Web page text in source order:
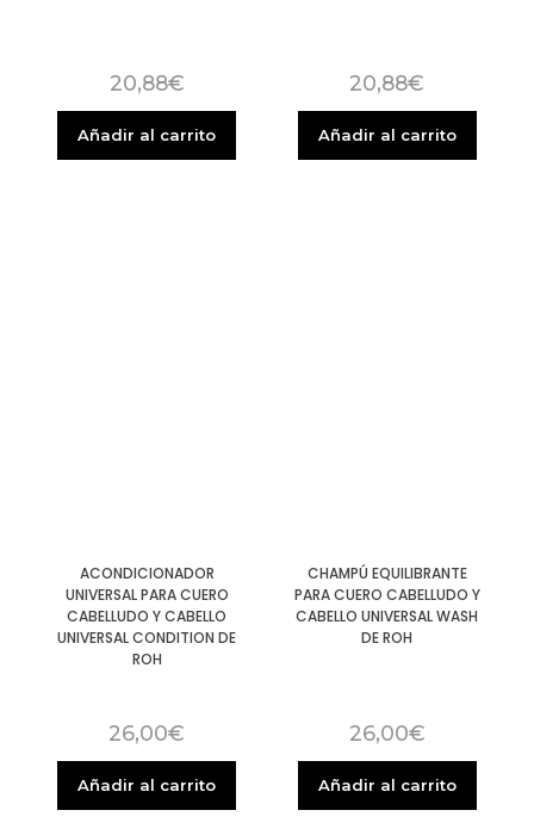
20,88€
Añadir al carrito
20,88€
Añadir al carrito
ACONDICIONADOR
UNIVERSAL PARA CUERO
CABELLUDO Y CABELLO
UNIVERSAL CONDITION DE
ROH
26,00€
Añadir al carrito
CHAMPÚ EQUILIBRANTE
PARA CUERO CABELLUDO Y
CABELLO UNIVERSAL WASH
DE ROH
26,00€
Añadir al carrito